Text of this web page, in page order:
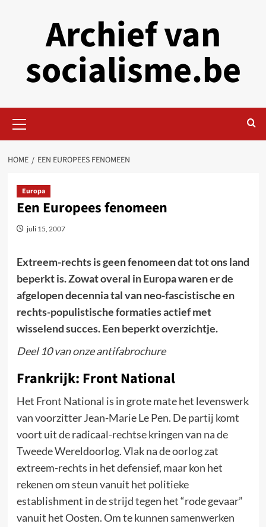
Archief van
socialisme.be
Menu
HOME EEN EUROPEES FENOMEEN
Europa
Een Europees fenomeen
juli 15, 2007
Extreem-rechts is geen fenomeen dat tot ons land
beperkt is. Zowat overal in Europa waren er de
afgelopen decennia tal van neo-fascistische en
rechts-populistische formaties actief met
wisselend succes. Een beperkt overzichtje.
Deel 10 van onze antifabrochure
Frankrijk: Front National
Het Front National is in grote mate het levenswerk
van voorzitter Jean-Marie Le Pen. De partij komt
voort uit de radicaal-rechtse kringen van na de
Tweede Wereldoorlog. Vlak na de oorlog zat
extreem-rechts in het defensief, maar kon het
rekenen om steun vanuit het politieke
establishment in de strijd tegen het “rode gevaar”
vanuit het Oosten. Om te kunnen samenwerken